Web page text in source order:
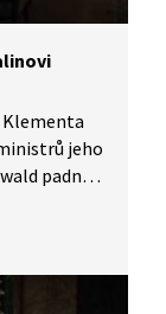
Klementa
jeho
padne
tento